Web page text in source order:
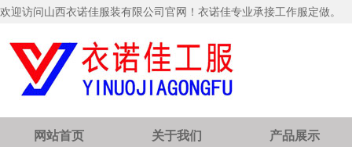
欢迎访问山西衣诺佳服装有限公司官网！衣诺佳专业承接工作服定做。
网站首页 关于我们 产品展示